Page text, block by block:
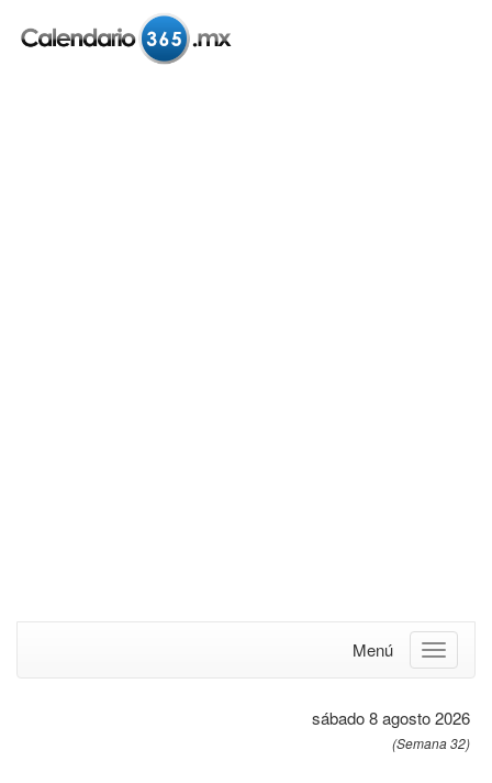
Menú
sábado 8 agosto 2026
(Semana 32)